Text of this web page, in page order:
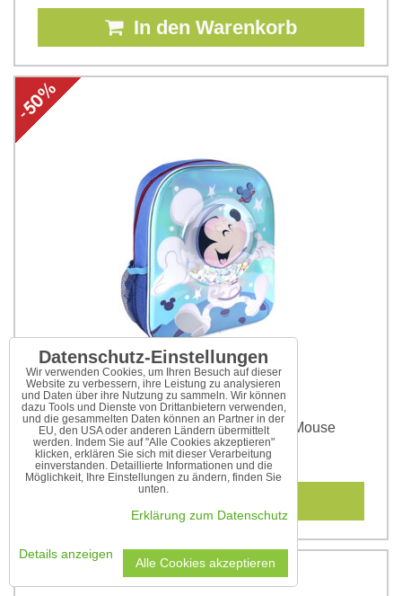
In den Warenkorb
Kinderrucksack mit Konfetti Mickey Mouse
11,25 € 22,50 €inkl MWSt.
Datenschutz-Einstellungen
Wir verwenden Cookies, um Ihren Besuch auf dieser
Website zu verbessern, ihre Leistung zu analysieren
und Daten über ihre Nutzung zu sammeln. Wir können
dazu Tools und Dienste von Drittanbietern verwenden,
und die gesammelten Daten können an Partner in der
EU, den USA oder anderen Ländern übermittelt
werden. Indem Sie auf "Alle Cookies akzeptieren"
klicken, erklären Sie sich mit dieser Verarbeitung
einverstanden. Detaillierte Informationen und die
Möglichkeit, Ihre Einstellungen zu ändern, finden Sie
unten.
Erklärung zum Datenschutz
Details anzeigen
Alle Cookies akzeptieren